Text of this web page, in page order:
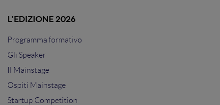
L'EDIZIONE 2026
Programma formativo
Gli Speaker
Il Mainstage
Ospiti Mainstage
Startup Competition